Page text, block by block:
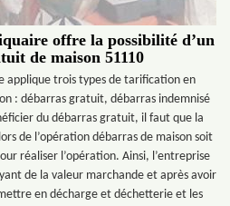
offre la possibilité d’un
de maison 51110
applique trois types de tarification en
: débarras gratuit, débarras indemnisé
du débarras gratuit, il faut que la
de l’opération débarras de maison soit
réaliser l’opération. Ainsi, l’entreprise
de la valeur marchande et après avoir
en décharge et déchetterie et les